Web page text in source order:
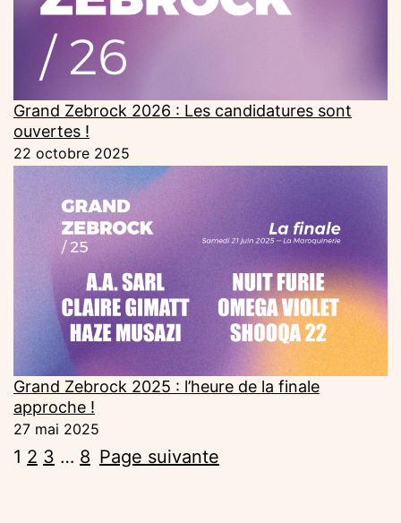
Grand Zebrock 2026 : Les candidatures sont
ouvertes !
22 octobre 2025
Grand Zebrock 2025 : l’heure de la finale
approche !
27 mai 2025
1 2 3 … 8 Page suivante